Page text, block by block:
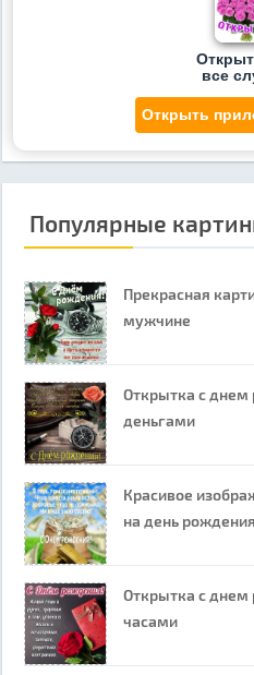
все
Открыть
Популярные
Прекрасная
мужчине
Открытка с
деньгами
Красивое
на день рождения
Открытка с
часами